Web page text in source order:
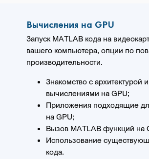
Вычисления на GPU
Запуск MATLAB кода на
вашего компьютера, опции по
производительности.
Знакомство с архитектурой и
вычислениями на GPU;
Приложения подходящие
на GPU;
Вызов MATLAB функций на
Использование
кода.